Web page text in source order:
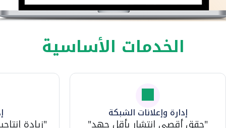
الخدمات الأساسية
إدارة وإعلانات الشبكة
"حقق أقصى انتشار بأقل جهد" "زيادة